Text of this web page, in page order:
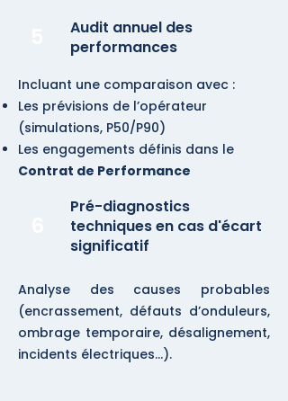
Audit annuel des
performances
Incluant une comparaison avec :
Les prévisions de l’opérateur
(simulations, P50/P90)
Les engagements définis dans le
Contrat de Performance
Pré-diagnostics
techniques en cas d'écart
significatif
Analyse des causes probables
(encrassement, défauts d’onduleurs,
ombrage temporaire, désalignement,
incidents électriques...).